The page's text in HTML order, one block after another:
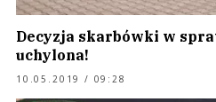
Decyzja skarbówki w
uchylona!
10.05.2019 / 09:28